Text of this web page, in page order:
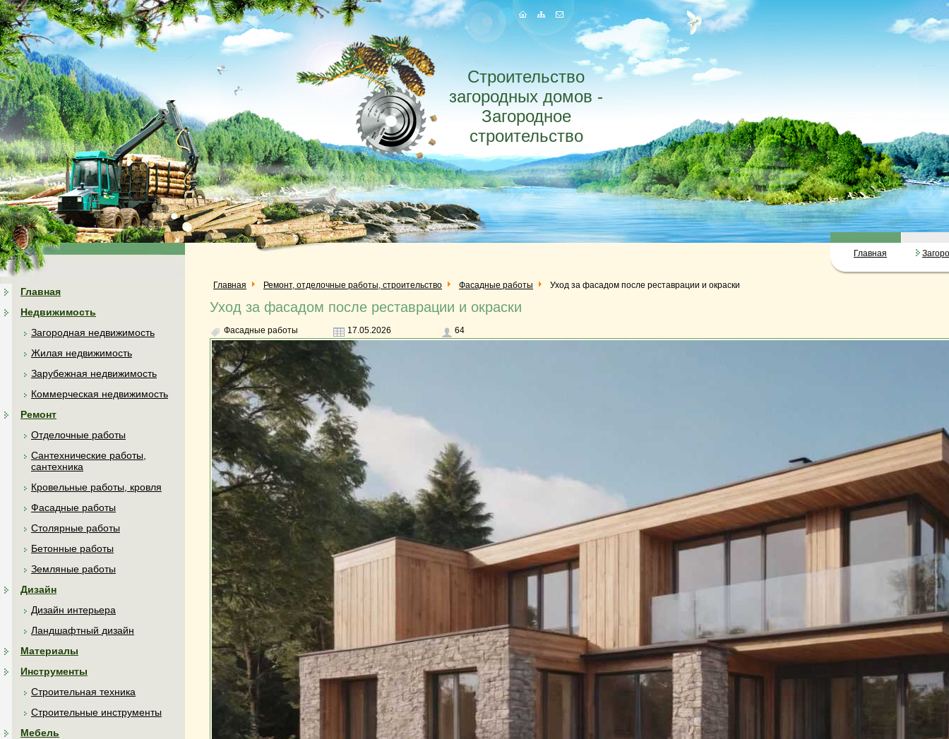
Строительство
загородных домов -
Загородное
строительство
Главная
Главная
Недвижимость
Загородная недвижимость
Жилая недвижимость
Зарубежная недвижимость
Коммерческая недвижимость
Ремонт
Отделочные работы
Сантехнические работы,
сантехника
Кровельные работы, кровля
Фасадные работы
Столярные работы
Бетонные работы
Земляные работы
Дизайн
Дизайн интерьера
Ландшафтный дизайн
Материалы
Инструменты
Строительная техника
Строительные инструменты
Мебель
Главная Ремонт, отделочные работы, строительство Фасадные работы Уход за фасадом после реставрации и окраски
Уход за фасадом после реставрации и окраски
Фасадные работы 17.05.2026 64